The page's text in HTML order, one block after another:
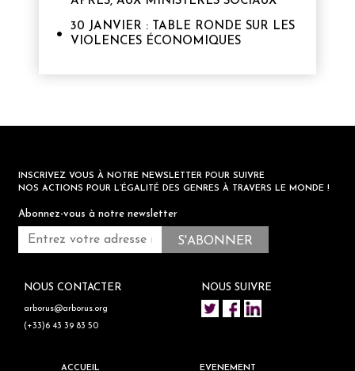
30 JANVIER : TABLE RONDE SUR LES
VIOLENCES ÉCONOMIQUES
INSCRIVEZ VOUS À NOTRE NEWSLETTER POUR SUIVRE
NOS ACTIONS POUR L’ÉGALITÉ DES GENRES À TRAVERS LE MONDE !
Abonnez-vous à notre newsletter
NOUS CONTACTER
arborus@arborus.org
(+33)6 43 39 83 50
NOUS SUIVRE
ACCUEIL EVENEMENT